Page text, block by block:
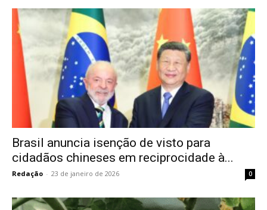
Brasil anuncia isenção de visto para
cidadãos chineses em reciprocidade à...
Redação - 23 de janeiro de 2026 0